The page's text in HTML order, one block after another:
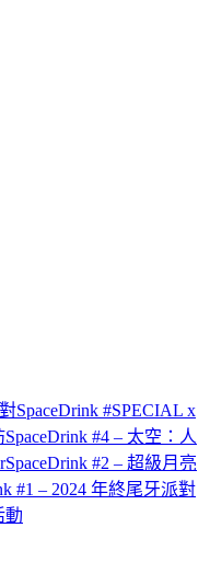
SpaceDrink #SPECIAL x
SpaceDrink #4 – 太空：人
SpaceDrink #2 – 超級月亮
#1 – 2024 年終尾牙派對
動